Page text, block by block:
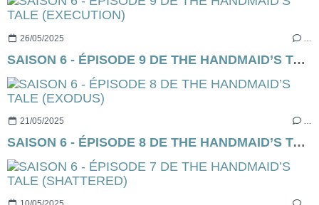
26/05/2025
SAISON 6 - ÉPISODE 9 DE THE HANDMAID’S TALE (EXECUTION)
21/05/2025 …
SAISON 6 - ÉPISODE 8 DE THE HANDMAID’S TALE (EXODUS)